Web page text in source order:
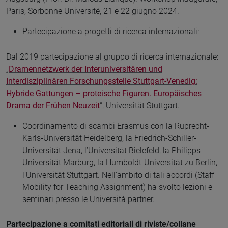
Paris, Sorbonne Université, 21 e 22 giugno 2024.
Partecipazione a progetti di ricerca internazionali:
Dal 2019 partecipazione al gruppo di ricerca internazionale:
„Dramennetzwerk der Interuniversitären und
Interdisziplinären Forschungsstelle Stuttgart-Venedig:
Hybride Gattungen – proteische Figuren. Europäisches
Drama der Frühen Neuzeit“, Universität Stuttgart.
Coordinamento di scambi Erasmus con la Ruprecht-
Karls-Universität Heidelberg, la Friedrich-Schiller-
Universität Jena, l’Universität Bielefeld, la Philipps-
Universität Marburg, la Humboldt-Universität zu Berlin,
l’Universität Stuttgart. Nell'ambito di tali accordi (Staff
Mobility for Teaching Assignment) ha svolto lezioni e
seminari presso le Università partner.
Partecipazione a comitati editoriali di riviste/collane